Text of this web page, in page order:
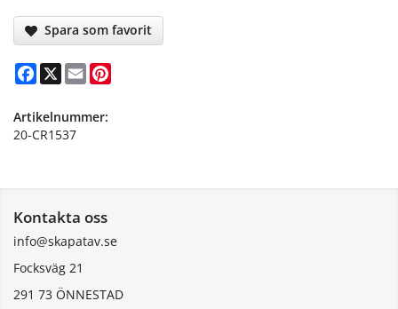
Spara som favorit
Facebook
X Email
Artikelnummer:
20-CR1537
Kontakta oss
info@skapatav.se
Focksväg 21
291 73 ÖNNESTAD